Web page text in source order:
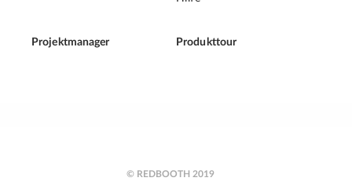
Projektmanager Produkttour
© REDBOOTH 2019